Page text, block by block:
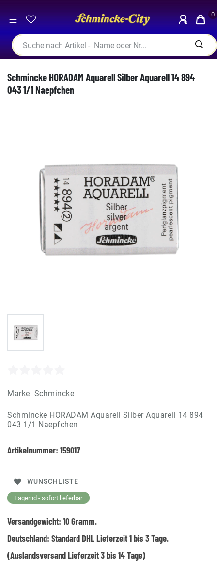
☰ 0
Schmincke HORADAM Aquarell Silber Aquarell 14 894
043 1/1 Naepfchen
Marke: Schmincke
Schmincke HORADAM Aquarell Silber Aquarell 14 894
043 1/1 Naepfchen
Artikelnummer: 159017
WUNSCHLISTE
Lagernd - sofort lieferbar
Versandgewicht: 10Gramm.
Deutschland: Standard DHL Lieferzeit 1 bis 3 Tage.
(Auslandsversand Lieferzeit 3 bis 14 Tage)